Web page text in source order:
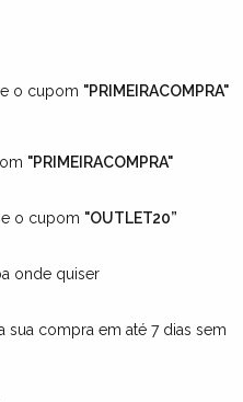
o cupom "PRIMEIRACOMPRA"
"PRIMEIRACOMPRA"
o cupom "OUTLET20”
onde quiser
sua compra em até 7 dias sem